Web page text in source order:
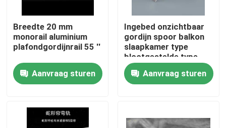
Huis
Video's
Breedte 20 mm
monorail aluminium
plafondgordijnrail 55 ''
Aanvraag sturen
Ingebed onzichtbaar
gordijn spoor balkon
slaapkamer type
blootgestelde type
slang gordijn
Aanvraag sturen